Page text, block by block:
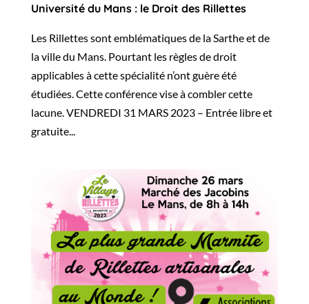
Université du Mans : le Droit des Rillettes
Les Rillettes sont emblématiques de la Sarthe et de
la ville du Mans. Pourtant les règles de droit
applicables à cette spécialité n’ont guère été
étudiées. Cette conférence vise à combler cette
lacune. VENDREDI 31 MARS 2023 – Entrée libre et
gratuite...